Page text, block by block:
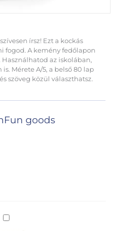
írsz! Ezt a kockás
fogod. A kemény fedőlapon
az iskolában,
Mérete A/5, a belső 80 lap
szöveg közül választhatsz.
goods
Szivárványos